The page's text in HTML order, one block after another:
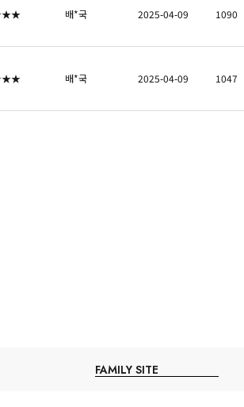
배*국 2025-04-09 1090
배*국 2025-04-09 1047